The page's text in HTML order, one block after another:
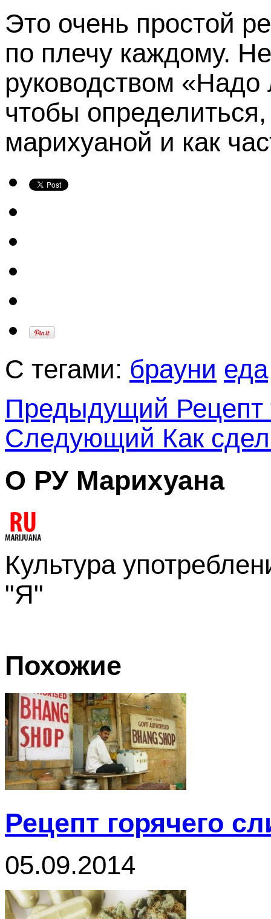
Это очень простой
по плечу каждому.
руководством «Надо
чтобы
марихуаной и как
С тегами: брауни еда
Предыдущий
Следующий Как
О РУ Марихуана
Культура
"Я"
Похожие
Рецепт горячего
05.09.2014